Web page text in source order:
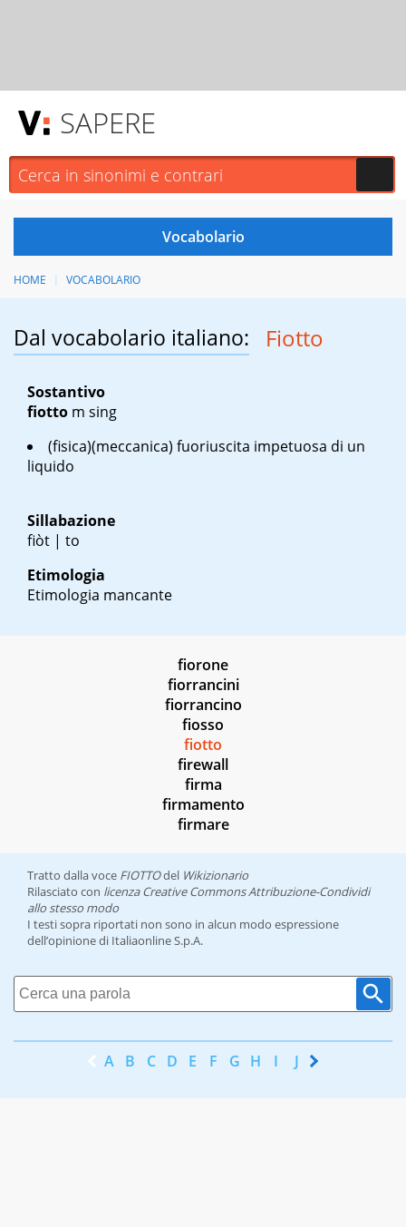
SAPERE
HOME VOCABOLARIO
Dal vocabolario italiano: Fiotto
Sostantivo
fiotto m sing
(fisica)(meccanica) fuoriuscita impetuosa di un
liquido
Sillabazione
fiòt | to
Etimologia
Etimologia mancante
fiorone
fiorrancini
fiorrancino
fiosso
fiotto
firewall
firma
firmamento
firmare
Tratto dalla voce FIOTTOdel Wikizionario
Rilasciato con licenza Creative Commons Attribuzione-Condividi
allo stesso modo
I testi sopra riportati non sono in alcun modo espressione
dell’opinione di Italiaonline S.p.A.
A B C D E F G H I J K